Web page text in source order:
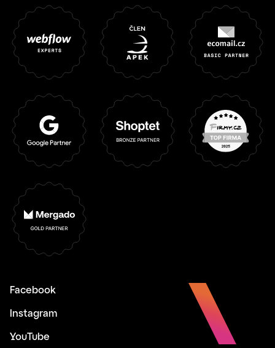
Facebook
Instagram
YouTube